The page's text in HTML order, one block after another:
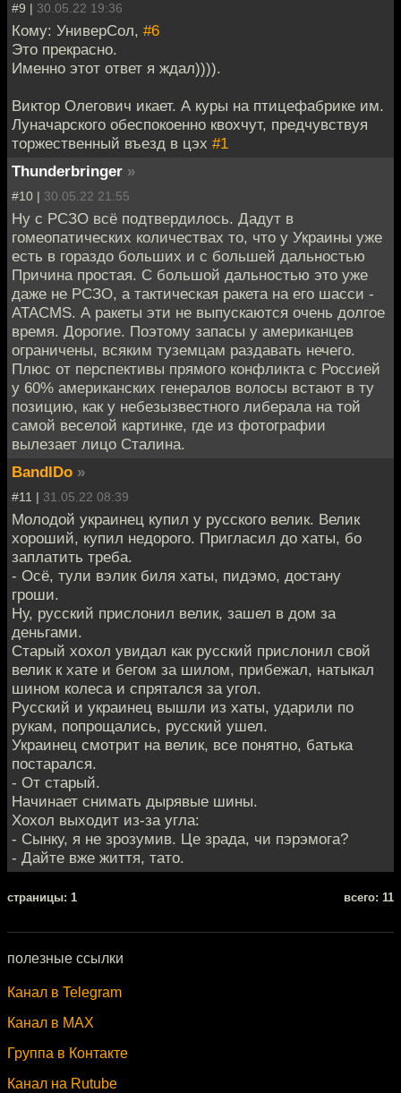
#9 | 30.05.22 19:36
Кому: УниверСол, #6
Это прекрасно.
Именно этот ответ я ждал)))).
Виктор Олегович икает. А куры на птицефабрике им.
Луначарского обеспокоенно квохчут, предчувствуя
торжественный въезд в цэх #1
Thunderbringer »
#10 | 30.05.22 21:55
Ну с РСЗО всё подтвердилось. Дадут в
гомеопатических количествах то, что у Украины уже
есть в гораздо больших и с большей дальностью
Причина простая. С большой дальностью это уже
даже не РСЗО, а тактическая ракета на его шасси -
ATACMS. А ракеты эти не выпускаются очень долгое
время. Дорогие. Поэтому запасы у американцев
ограничены, всяким туземцам раздавать нечего.
Плюс от перспективы прямого конфликта с Россией
у 60% американских генералов волосы встают в ту
позицию, как у небезызвестного либерала на той
самой веселой картинке, где из фотографии
вылезает лицо Сталина.
BandIDo »
#11 | 31.05.22 08:39
Молодой украинец купил у русского велик. Велик
хороший, купил недорого. Пригласил до хаты, бо
заплатить треба.
- Осё, тули вэлик биля хаты, пидэмо, достану
гроши.
Ну, русский прислонил велик, зашел в дом за
деньгами.
Старый хохол увидал как русский прислонил свой
велик к хате и бегом за шилом, прибежал, натыкал
шином колеса и спрятался за угол.
Русский и украинец вышли из хаты, ударили по
рукам, попрощались, русский ушел.
Украинец смотрит на велик, все понятно, батька
постарался.
- От старый.
Начинает снимать дырявые шины.
Хохол выходит из-за угла:
- Сынку, я не зрозумив. Це зрада, чи пэрэмога?
- Дайте вже життя, тато.
cтраницы: 1 всего: 11
полезные ссылки
Канал в Telegram
Канал в MAX
Группа в Контакте
Канал на Rutube